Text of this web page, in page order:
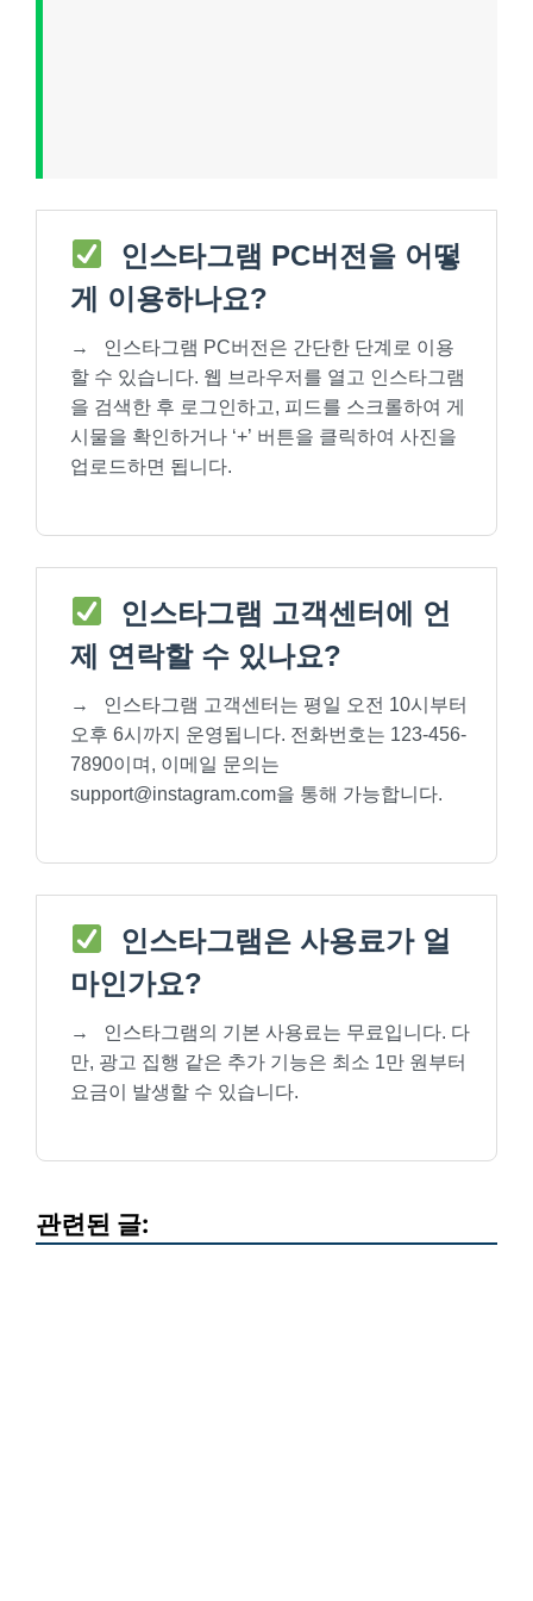
인스타그램 PC버전을 어떻
게 이용하나요?
→
인스타그램 PC버전은 간단한 단계로 이용
할 수 있습니다. 웹 브라우저를 열고 인스타그램
을 검색한 후 로그인하고, 피드를 스크롤하여 게
시물을 확인하거나 ‘+’ 버튼을 클릭하여 사진을
업로드하면 됩니다.
인스타그램 고객센터에 언
제 연락할 수 있나요?
→
인스타그램 고객센터는 평일 오전 10시부터
오후 6시까지 운영됩니다. 전화번호는 123-456-
7890이며, 이메일 문의는
support@instagram.com을 통해 가능합니다.
인스타그램은 사용료가 얼
마인가요?
→
인스타그램의 기본 사용료는 무료입니다. 다
만, 광고 집행 같은 추가 기능은 최소 1만 원부터
요금이 발생할 수 있습니다.
관련된 글: